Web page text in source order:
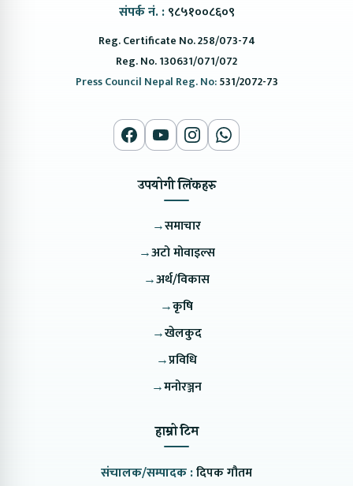
संपर्क नं. : ९८५१००८६०९
Reg. Certificate No. 258/073-74
Reg. No. 130631/071/072
Press Council Nepal Reg. No:531/2072-73
उपयोगी लिंकहरु
→समाचार
→अटो मोवाइल्स
→अर्थ/विकास
→कृषि
→खेलकुद
→प्रविधि
→मनोरञ्जन
हाम्रो टिम
संचालक/सम्पादक :दिपक गौतम